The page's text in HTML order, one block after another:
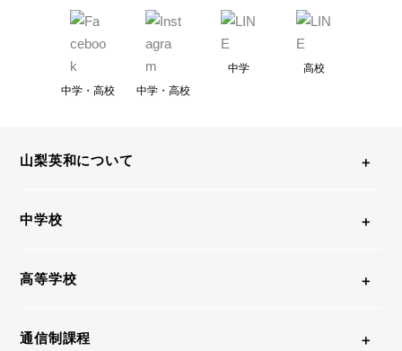
中学・高校 中学・高校
中学 高校
山梨英和について
中学校
高等学校
通信制課程